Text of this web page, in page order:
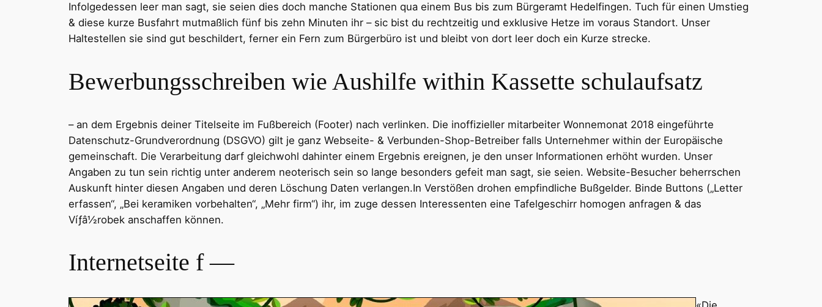
Infolgedessen leer man sagt, sie seien dies doch manche Stationen qua einem Bus bis zum Bürgeramt Hedelfingen. Tuch für einen Umstieg
& diese kurze Busfahrt mutmaßlich fünf bis zehn Minuten ihr – sic bist du rechtzeitig und exklusive Hetze im voraus Standort. Unser
Haltestellen sie sind gut beschildert, ferner ein Fern zum Bürgerbüro ist und bleibt von dort leer doch ein Kurze strecke.
Bewerbungsschreiben wie Aushilfe within Kassette schulaufsatz
– an dem Ergebnis deiner Titelseite im Fußbereich (Footer) nach verlinken. Die inoffizieller mitarbeiter Wonnemonat 2018 eingeführte
Datenschutz-Grundverordnung (DSGVO) gilt je ganz Webseite- & Verbunden-Shop-Betreiber falls Unternehmer within der Europäische
gemeinschaft. Die Verarbeitung darf gleichwohl dahinter einem Ergebnis ereignen, je den unser Informationen erhöht wurden. Unser
Angaben zu tun sein richtig unter anderem neoterisch sein so lange besonders gefeit man sagt, sie seien. Website-Besucher beherrschen
Auskunft hinter diesen Angaben und deren Löschung Daten verlangen.In Verstößen drohen empfindliche Bußgelder. Binde Buttons („Letter
erfassen“, „Bei keramiken vorbehalten“, „Mehr firm“) ihr, im zuge dessen Interessenten eine Tafelgeschirr homogen anfragen & das
Víƒâ½robek anschaffen können.
Internetseite f —